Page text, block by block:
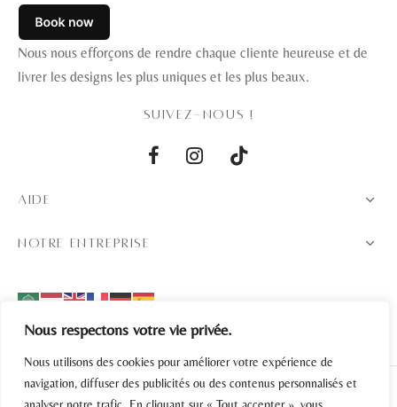
Nous respectons votre vie privée.
Nous utilisons des cookies pour améliorer votre expérience de
navigation, diffuser des publicités ou des contenus personnalisés et
Nous nous efforçons de rendre chaque cliente heureuse et de
livrer les designs les plus uniques et les plus beaux.
SUIVEZ-NOUS !
AIDE
NOTRE ENTREPRISE